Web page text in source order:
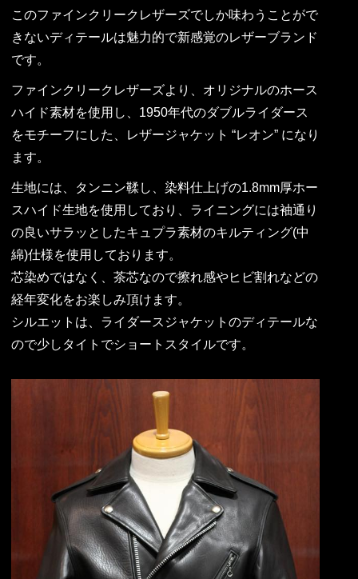
このファインクリークレザーズでしか味わうことがで
きないディテールは魅力的で新感覚のレザーブランド
です。
ファインクリークレザーズより、オリジナルのホース
ハイド素材を使用し、1950年代のダブルライダース
をモチーフにした、レザージャケット “レオン” になり
ます。
生地には、タンニン鞣し、染料仕上げの1.8mm厚ホー
スハイド生地を使用しており、ライニングには袖通り
の良いサラッとしたキュプラ素材のキルティング(中
綿)仕様を使用しております。
芯染めではなく、茶芯なので擦れ感やヒビ割れなどの
経年変化をお楽しみ頂けます。
シルエットは、ライダースジャケットのディテールな
ので少しタイトでショートスタイルです。